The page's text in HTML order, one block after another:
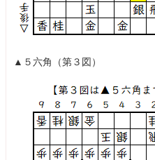
▲５六角（第３図）